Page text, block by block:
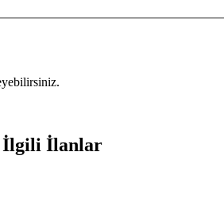
İlgili İlanlar